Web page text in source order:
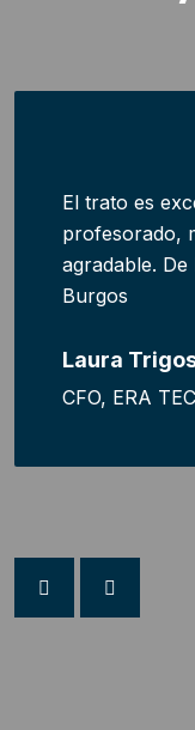
El trato es
profesorado,
agradable.
Burgos
Laura
CFO, ERA